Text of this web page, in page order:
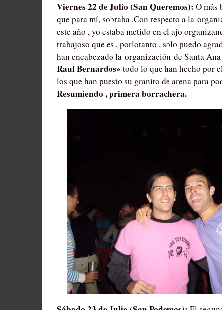
Viernes 22 de Julio (San Queremos): O más
que para mí, sobraba .Con respecto a la
este año , yo estaba metido en el ajo
trabajoso que es , porlotanto , solo puedo
han encabezado la organización de Santa
Raul Bernardos» todo lo que han hecho por
los que han puesto su granito de arena para
Resumiendo , primera borrachera.